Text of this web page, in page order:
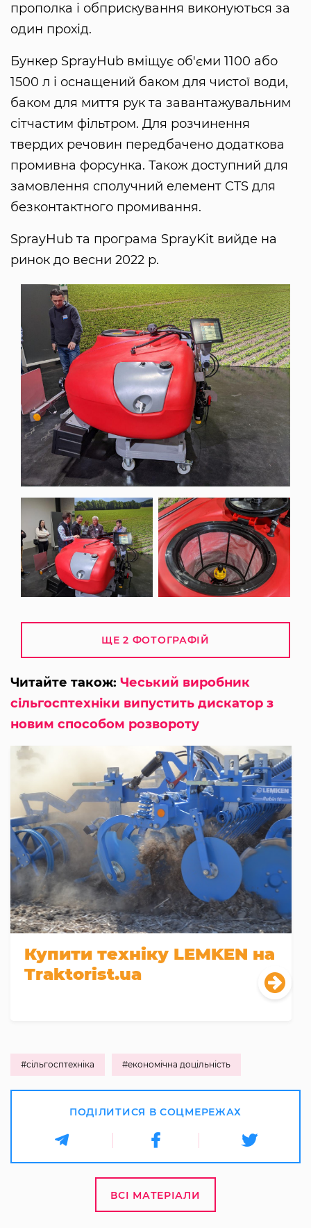
прополка і обприскування виконуються за
один прохід.
Бункер SprayHub вміщує об'єми 1100 або
1500 л і оснащений баком для чистої води,
баком для миття рук та завантажувальним
сітчастим фільтром. Для розчинення
твердих речовин передбачено додаткова
промивна форсунка. Також доступний для
замовлення сполучний елемент CTS для
безконтактного промивання.
SprayHub та програма SprayKit вийде на
ринок до весни 2022 р.
ЩЕ 2 ФОТОГРАФІЙ
Читайте також: Чеський виробник
сільгосптехніки випустить дискатор з
новим способом розвороту
Купити техніку LEMKEN на
Traktorist.ua
#сільгосптехніка #економічна доцільність
ПОДІЛИТИСЯ В СОЦМЕРЕЖАХ
ВСІ МАТЕРІАЛИ